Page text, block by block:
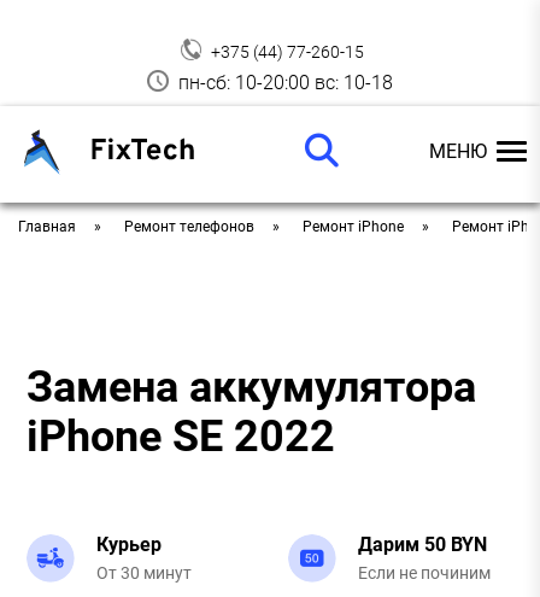
+375 (44) 77-260-15
пн-сб: 10-20:00 вс: 10-18
МЕНЮ
Главная Ремонт телефонов Ремонт iPhone Ремонт
Замена аккумулятора
iPhone SE 2022
Курьер
От 30 минут
Дарим 50 BYN
Если не починим